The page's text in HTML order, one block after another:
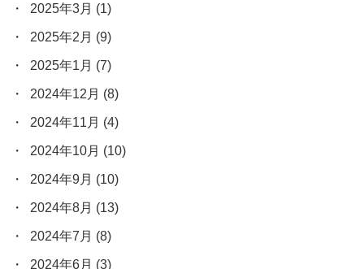
2025年3月 (1)
2025年2月 (9)
2025年1月 (7)
2024年12月 (8)
2024年11月 (4)
2024年10月 (10)
2024年9月 (10)
2024年8月 (13)
2024年7月 (8)
2024年6月 (3)